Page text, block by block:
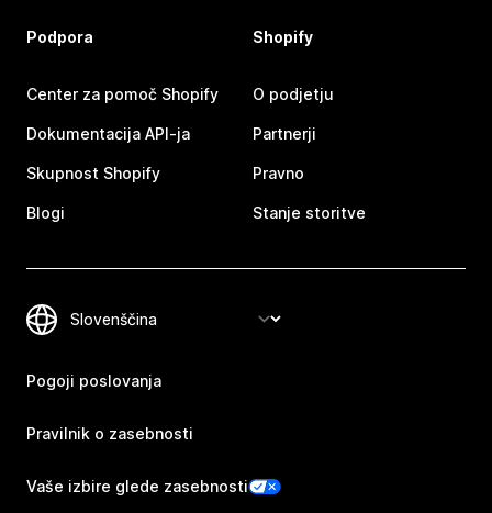
Podpora
Center za pomoč Shopify
Dokumentacija API-ja
Skupnost Shopify
Blogi
Shopify
O podjetju
Partnerji
Pravno
Stanje storitve
Pogoji poslovanja
Pravilnik o zasebnosti
Vaše izbire glede zasebnosti